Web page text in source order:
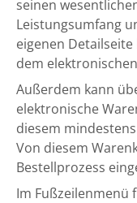
seinen
Leistungsumfang
eigenen
dem
Außerdem kann
elektronische
diesem
Von diesem
Bestellprozess
Im Fußzeilenmenü